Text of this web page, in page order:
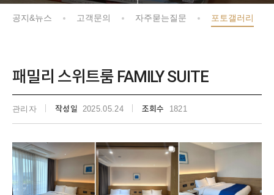
공지&뉴스 고객문의 자주묻는질문 포토갤러리
패밀리 스위트룸 FAMILY SUITE
관리자 작성일 2025.05.24 조회수 1821